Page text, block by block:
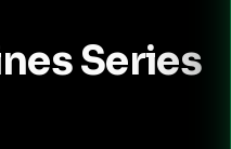
Series